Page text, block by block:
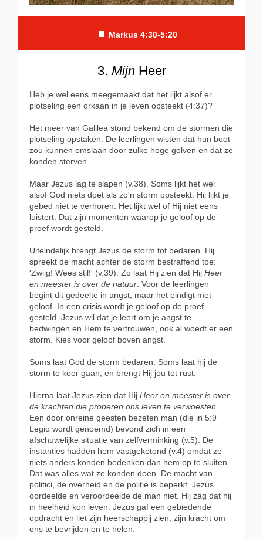
■ Markus 4:30-5:20
3. MijnHeer
Heb je wel eens meegemaakt dat het lijkt alsof er
plotseling een orkaan in je leven opsteekt (4:37)?
Het meer van Galilea stond bekend om de stormen die
plotseling opstaken. De leerlingen wisten dat hun boot
zou kunnen omslaan door zulke hoge golven en dat ze
konden sterven.
Maar Jezus lag te slapen (v.38). Soms lijkt het wel
alsof God niets doet als zo'n storm opsteekt. Hij lijkt je
gebed niet te verhoren. Het lijkt wel of Hij niet eens
luistert. Dat zijn momenten waarop je geloof op de
proef wordt gesteld.
Uiteindelijk brengt Jezus de storm tot bedaren. Hij
spreekt de macht achter de storm bestraffend toe:
'Zwijg! Wees stil!' (v.39). Zo laat Hij zien dat Hij Heer
en meester is over de natuur . Voor de leerlingen
begint dit gedeelte in angst, maar het eindigt met
geloof. In een crisis wordt je geloof op de proef
gesteld. Jezus wil dat je leert om je angst te
bedwingen en Hem te vertrouwen, ook al woedt er een
storm. Kies voor geloof boven angst.
Soms laat God de storm bedaren. Soms laat hij de
storm te keer gaan, en brengt Hij jou tot rust.
Hierna laat Jezus zien dat Hij Heer en meester is over
de krachten die proberen ons leven te verwoesten
Een door onreine geesten bezeten man (die in 5:9
Legio wordt genoemd) bevond zich in een
afschuwelijke situatie van zelfverminking (v.5). De
instanties hadden hem vastgeketend (v.4) omdat ze
niets anders konden bedenken dan hem op te sluiten.
Dat was alles wat ze konden doen. De macht van
politici, de overheid en de politie is beperkt. Jezus
oordeelde en veroordeelde de man niet. Hij zag dat hij
in heelheid kon leven. Jezus gaf een gebiedende
opdracht en liet zijn heerschappij zien, zijn kracht om
ons te bevrijden en te helen.